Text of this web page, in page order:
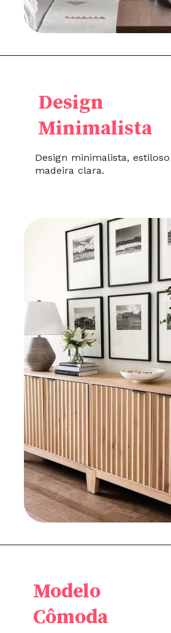
Design minimalista,
madeira clara.
Design
Minimalista
Modelo
Cômoda